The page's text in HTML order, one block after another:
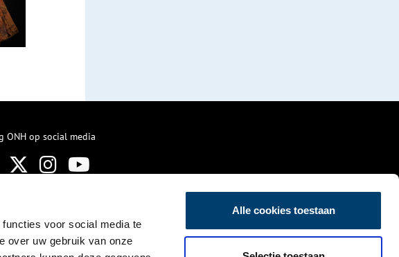
voor social media te
over uw gebruik van onze
Alle cookies toestaan
ONH op social media